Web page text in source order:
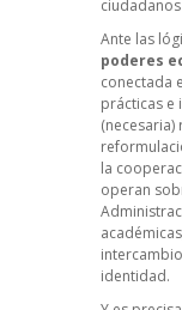
Ante las
poderes
conectada
prácticas e
(necesaria)
la
operan
identidad.